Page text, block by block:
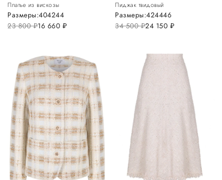
Платье из вискозы
23 800руб.16 660 руб.
Размеры:404244
Пиджак твидовый
34 500руб.24 150 руб.
Размеры:424446